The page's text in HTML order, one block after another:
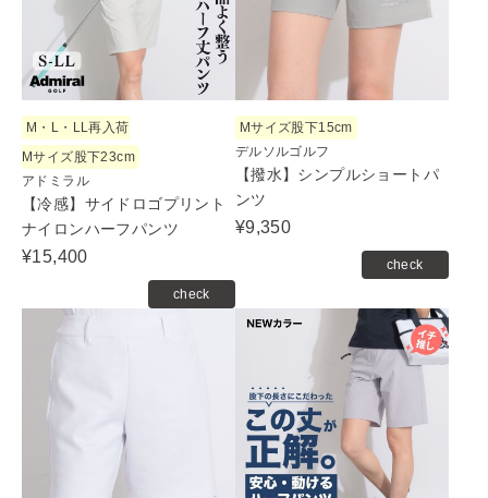
M・L・LL再入荷
Mサイズ股下23cm
アドミラル
【冷感】サイドロゴプリント
ナイロンハーフパンツ
¥15,400
check
Mサイズ股下15cm
デルソルゴルフ
【撥水】シンプルショートパ
ンツ
¥9,350
check